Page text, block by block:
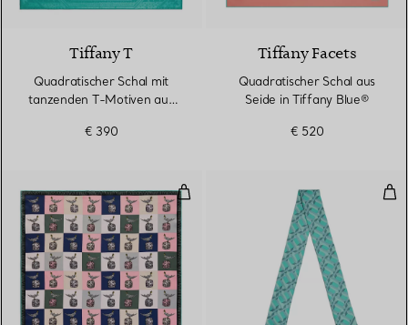
3 Farben
Tiffany T
Quadratischer Schal mit
tanzenden T-Motiven aus
€ 390
Tiffany Facets
Quadratischer Schal aus
Seide in Tiffany Blue®
€ 520
Bird on a Rock quadratischer